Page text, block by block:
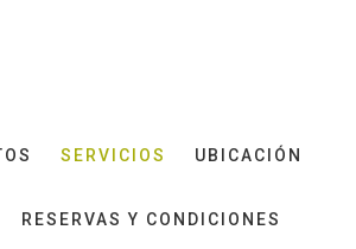
SERVICIOS UBICACIÓN
RESERVAS Y CONDICIONES